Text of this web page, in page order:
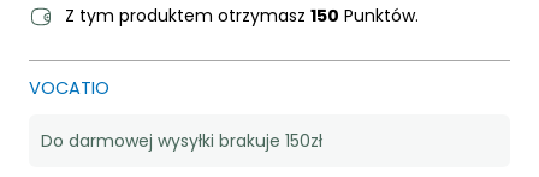
Z tym produktem otrzymasz 150 Punktów.
VOCATIO
Do darmowej wysyłki brakuje 150zł